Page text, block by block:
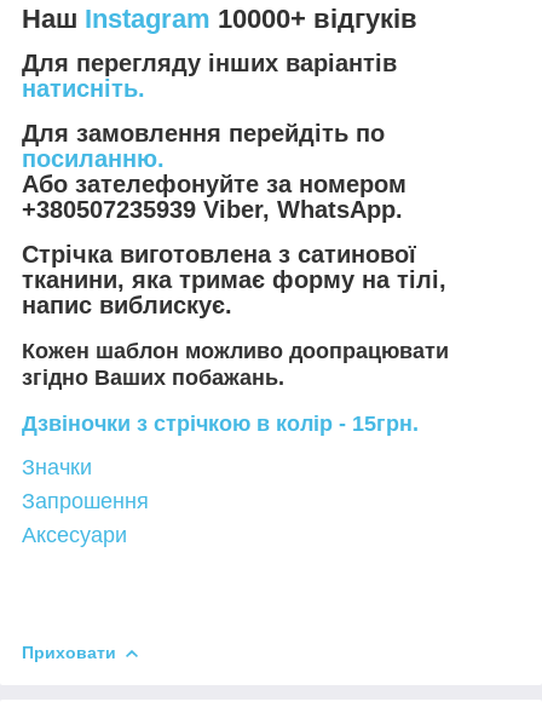
Наш Instagram 10000+ відгуків
Для перегляду інших варіантів
натисніть.
Для замовлення перейдіть по
посиланню.
Або зателефонуйте за номером
+380507235939 Viber, WhatsApp.
Стрічка виготовлена з сатинової
тканини, яка тримає форму на тілі,
напис виблискує.
Кожен шаблон можливо доопрацювати
згідно Ваших побажань.
Дзвіночки з стрічкою в колір - 15грн.
Значки
Запрошення
Аксесуари
Приховати